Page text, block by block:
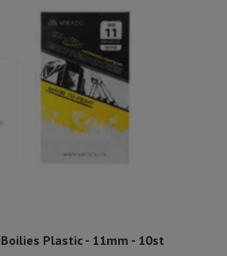
Plastic - 11mm - 10st